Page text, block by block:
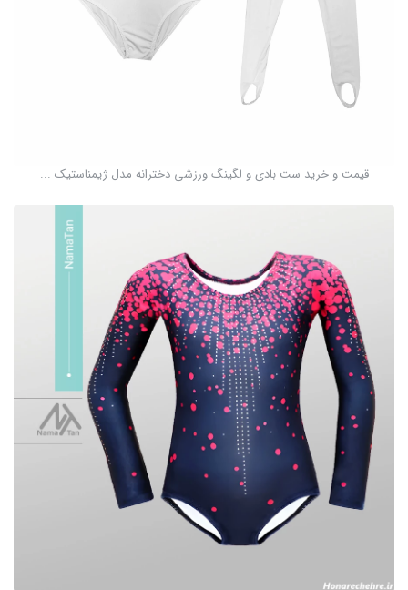
قیمت و خرید ست بادی و لگینگ ورزشی دخترانه مدل ژیمناستیک ...